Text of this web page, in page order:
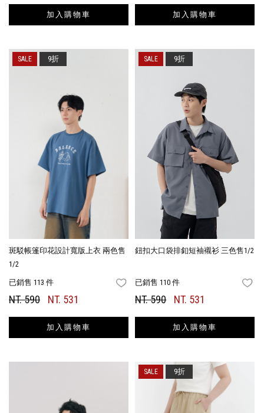
加入購物車 加入購物車
斑駁帳篷印花設計寬版上衣 兩色售
1/2
已銷售 113 件 FAVORITES
NT. 590 NT. 531
加入購物車
9折
鈕扣大口袋排釦短袖襯衫 三色售1/2
已銷售 110 件
NT. 590 NT. 531
加入購物車
9折
9折